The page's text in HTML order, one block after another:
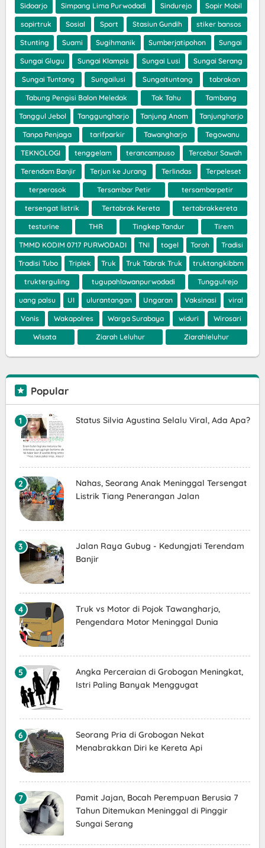
Sidoarjo Simpang Lima Purwodadi Sindurejo Sopir Mobil
sopirtruk Sosial Sport Stasiun Gundih stiker bansos
Stunting Suami Sugihmanik Sumberjatipohon Sungai
Sungai Glugu Sungai Klampis Sungai Lusi Sungai Serang
Sungai Tuntang Sungailusi Sungaituntang tabrakan
Tabung Pengisi Balon Meledak Tak Tahu Tambang
Tanggul Jebol Tanggungharjo Tanjung Anom Tanjungharjo
Tanpa Penjaga tarifparkir Tawangharjo Tegowanu
TEKNOLOGI tenggelam terancampuso Tercebur Sawah
Terendam Banjir Terjun ke Jurang Terlindas Terpeleset
terperosok Tersambar Petir tersambarpetir
tersengat listrik Tertabrak Kereta tertabrakkereta
testurine THR Tingkep Tandur Tirem
TMMD KODIM 0717 PURWODADI TNI togel Toroh Tradisi
Tradisi Tubo Triplek Truk Truk Tabrak Truk truktangkibbm
trukterguling tugupahlawanpurwodadi Tunggulrejo
uang palsu UI ulurantangan Ungaran Vaksinasi viral
Vonis Wakapolres Warga Surabaya widuri Wirosari
Wisata Ziarah Leluhur Ziarahleluhur
Popular
Status Silvia Agustina Selalu Viral, Ada Apa?
Nahas, Seorang Anak Meninggal Tersengat
Listrik Tiang Penerangan Jalan
Jalan Raya Gubug - Kedungjati Terendam
Banjir
Truk vs Motor di Pojok Tawangharjo,
Pengendara Motor Meninggal Dunia
Angka Perceraian di Grobogan Meningkat,
Istri Paling Banyak Menggugat
Seorang Pria di Grobogan Nekat
Menabrakkan Diri ke Kereta Api
Pamit Jajan, Bocah Perempuan Berusia 7
Tahun Ditemukan Meninggal di Pinggir
Sungai Serang